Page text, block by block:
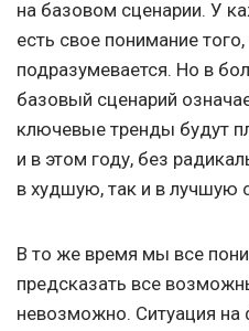
на базовом сценарии. У
есть свое понимание
подразумевается. Но в
базовый сценарий
ключевые тренды будут
и в этом году, без
в худшую, так и в лучшую
В то же время мы все
предсказать все
невозможно. Ситуация на